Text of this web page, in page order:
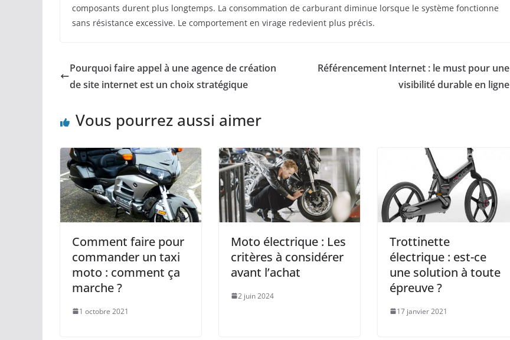
composants durent plus longtemps. La consommation de carburant diminue lorsque le système fonctionne
sans résistance excessive. Le comportement en virage redevient plus précis.
Pourquoi faire appel à une agence de création
de site internet est un choix stratégique
Référencement Internet : le must pour une
visibilité durable en ligne
Vous pourrez aussi aimer
Comment faire pour
commander un taxi
moto : comment ça
marche ?
1 octobre 2021
Moto électrique : Les
critères à considérer
avant l’achat
2 juin 2024
Trottinette
électrique : est-ce
une solution à toute
épreuve ?
17 janvier 2021